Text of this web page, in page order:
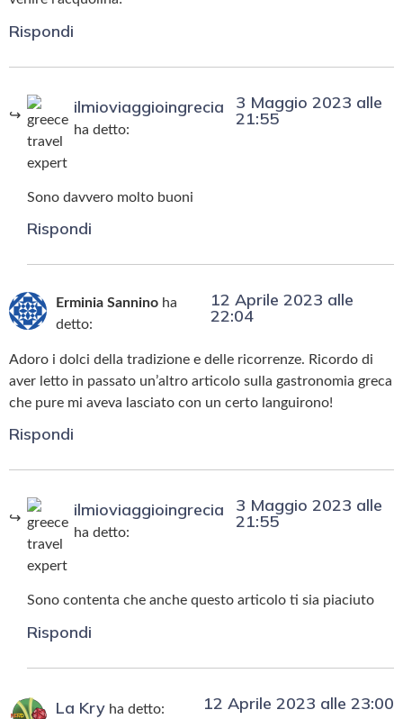
Rispondi
ilmioviaggioingrecia
ha detto:
3 Maggio 2023 alle
21:55
Sono davvero molto buoni
Rispondi
Erminia Sannino ha
detto:
12 Aprile 2023 alle
22:04
Adoro i dolci della tradizione e delle ricorrenze. Ricordo di
aver letto in passato un’altro articolo sulla gastronomia greca
che pure mi aveva lasciato con un certo languirono!
Rispondi
ilmioviaggioingrecia
ha detto:
3 Maggio 2023 alle
21:55
Sono contenta che anche questo articolo ti sia piaciuto
Rispondi
La Kry ha detto: 12 Aprile 2023 alle 23:00